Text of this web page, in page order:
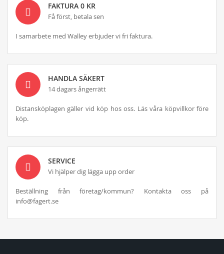
FAKTURA 0 KR
Få först, betala sen
I samarbete med Walley erbjuder vi fri faktura.
HANDLA SÄKERT
14 dagars ångerrätt
Distansköplagen gäller vid köp hos oss. Läs våra köpvillkor före
köp.
SERVICE
Vi hjälper dig lägga upp order
Beställning från företag/kommun? Kontakta oss på
info@fagert.se